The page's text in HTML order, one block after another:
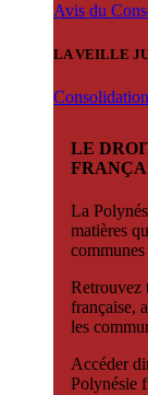
Avis du
LA VEILLE
LE
La
matières
Retrouvez
française,
les
Accéder
Polynésie